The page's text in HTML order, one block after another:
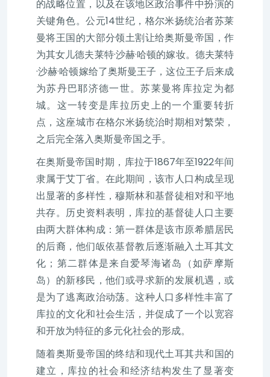
的战略位置，以及在该地区政治事件中扮演的
关键角色。公元14世纪，格尔米扬统治者苏莱
曼将王国的大部分领土割让给奥斯曼帝国，作
为其女儿德夫莱特·沙赫·哈顿的嫁妆。德夫莱特
·沙赫·哈顿嫁给了奥斯曼王子，这位王子后来成
为苏丹巴耶济德一世。苏莱曼将库拉定为都
城。这一转变是库拉历史上的一个重要转折
点，这座城市在格尔米扬统治时期相对繁荣，
之后完全落入奥斯曼帝国之手。
在奥斯曼帝国时期，库拉于1867年至1922年间
隶属于艾丁省。在此期间，该市人口构成呈现
出显著的多样性，穆斯林和基督徒相对和平地
共存。历史资料表明，库拉的基督徒人口主要
由两大群体构成：第一群体是该市原希腊居民
的后裔，他们皈依基督教后逐渐融入土耳其文
化；第二群体是来自爱琴海诸岛（如萨摩斯
岛）的新移民，他们或寻求新的发展机遇，或
是为了逃离政治动荡。这种人口多样性丰富了
库拉的文化和社会生活，并促成了一个以宽容
和开放为特征的多元化社会的形成。
随着奥斯曼帝国的终结和现代土耳其共和国的
建立，库拉的社会和经济结构发生了显著变